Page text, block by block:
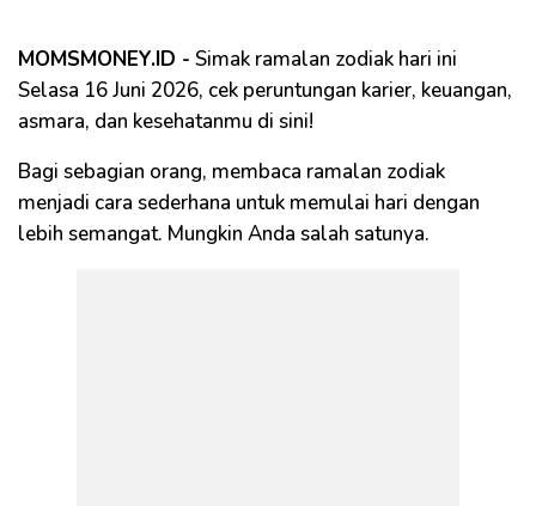
MOMSMONEY.ID - Simak ramalan zodiak hari ini
Selasa 16 Juni 2026, cek peruntungan karier, keuangan,
asmara, dan kesehatanmu di sini!
Bagi sebagian orang, membaca ramalan zodiak
menjadi cara sederhana untuk memulai hari dengan
lebih semangat. Mungkin Anda salah satunya.